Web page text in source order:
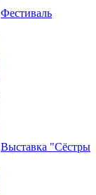
Фестиваль
Выставка "Сёстры